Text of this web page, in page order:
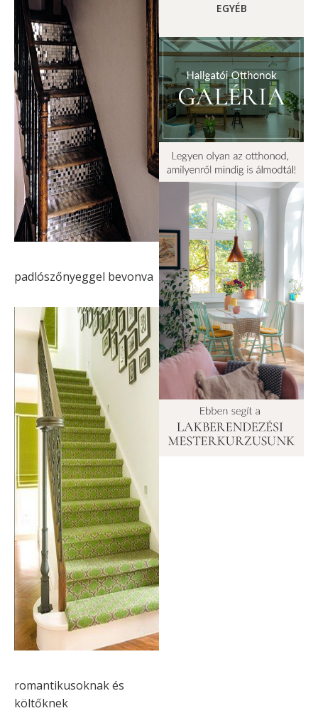
padlószőnyeggel bevonva
romantikusoknak és
költőknek
EGYÉB